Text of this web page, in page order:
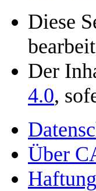
Diese
Der
4.0,
Über